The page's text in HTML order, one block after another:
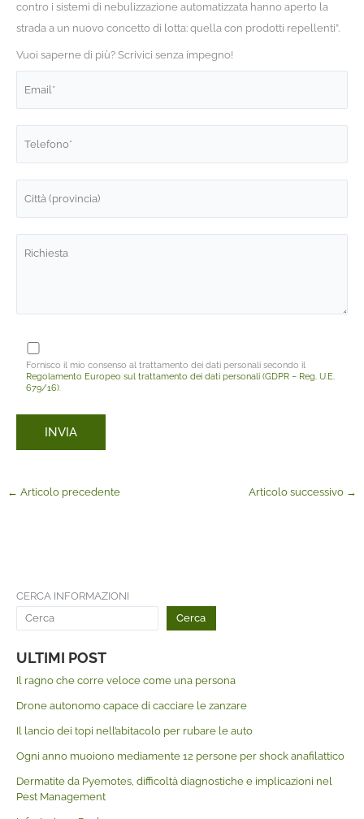
contro i sistemi di nebulizzazione automatizzata hanno aperto la
strada a un nuovo concetto di lotta: quella con prodotti repellenti”.
Vuoi saperne di più? Scrivici senza impegno!
Fornisco il mio consenso al trattamento dei dati personali secondo il
Regolamento Europeo sul trattamento dei dati personali (GDPR – Reg. U.E.
679/16).
← Articolo precedente Articolo successivo →
CERCA INFORMAZIONI
Cerca
ULTIMI POST
Il ragno che corre veloce come una persona
Drone autonomo capace di cacciare le zanzare
Il lancio dei topi nell’abitacolo per rubare le auto
Ogni anno muoiono mediamente 12 persone per shock anafilattico
Dermatite da Pyemotes, difficoltà diagnostiche e implicazioni nel
Pest Management